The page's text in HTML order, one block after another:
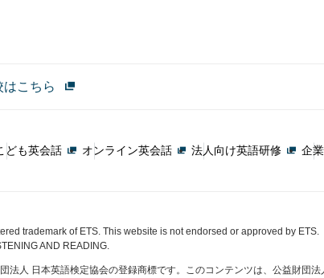
はこちら
ども英会話 オンライン英会話 法人向け英語研修 企
trademark of ETS. This website is not endorsed or approved by ETS.
AND READING.
法人 日本英語検定協会の登録商標です。このコンテンツは、公益財団